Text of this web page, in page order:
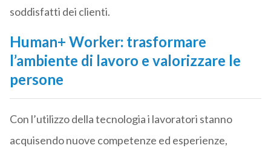
soddisfatti dei clienti.
Human+ Worker: trasformare
l’ambiente di lavoro e valorizzare le
persone
Con l’utilizzo della tecnologia i lavoratori stanno
acquisendo nuove competenze ed esperienze,